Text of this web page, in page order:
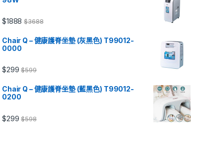
$1888 $3688
Chair Q – 健康護脊坐墊 (灰黑色) T99012-
0000
$299 $599
Chair Q – 健康護脊坐墊 (藍黑色) T99012-
0200
$299 $598